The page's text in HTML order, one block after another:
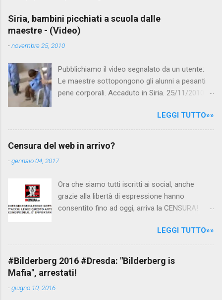
e
n
t
Siria, bambini picchiati a scuola dalle
maestre - (Video)
-novembre 25, 2010
Pubblichiamo il video segnalato da un utente:
Le maestre sottopongono gli alunni a pesanti
pene corporali. Accaduto in Siria. 25/11/2010
Canale 5 "Forum" si è interessato al caso,
interpellando prontamente l'ambasciata siriana,
per fare luce sulla vicenda: è emerso che il
scuola. LEGGI IL SERVIZIO . staff
nocensura.com Condividi su Facebook
LEGGI TUTTO»»
Censura del web in arrivo?
-gennaio 04, 2017
Ora che siamo tutti iscritti ai social, anche
grazie alla libertà di espressione hanno
consentito fino ad oggi, arriva la CENSURA!
politica rispediti al mittente dai cittadini - perché
censurare avrebbe fatto perdere troppi
consensi ai vari governi - la CENSURA potrebbe
arrivare dall'Antitrust, ovvero l' Autorità garante
LEGGI TUTTO»»
#Bilderberg 2016 #Dresda: "Bilderberg is
Mafia", arrestati!
-giugno 10, 2016